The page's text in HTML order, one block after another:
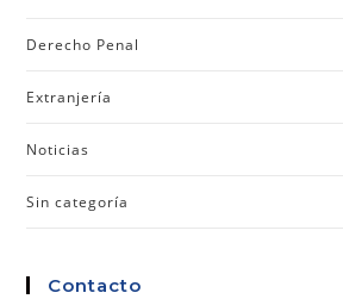
Derecho Penal
Extranjería
Noticias
Sin categoría
Contacto